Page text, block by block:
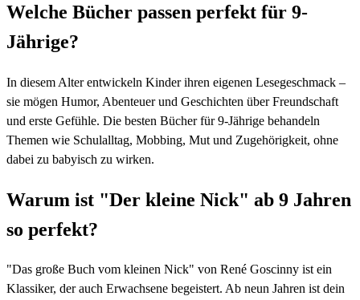
Welche Bücher passen perfekt für 9-
Jährige?
In diesem Alter entwickeln Kinder ihren eigenen Lesegeschmack –
sie mögen Humor, Abenteuer und Geschichten über Freundschaft
und erste Gefühle. Die besten Bücher für 9-Jährige behandeln
Themen wie Schulalltag, Mobbing, Mut und Zugehörigkeit, ohne
dabei zu babyisch zu wirken.
Warum ist "Der kleine Nick" ab 9 Jahren
so perfekt?
"Das große Buch vom kleinen Nick" von René Goscinny ist ein
Klassiker, der auch Erwachsene begeistert. Ab neun Jahren ist dein